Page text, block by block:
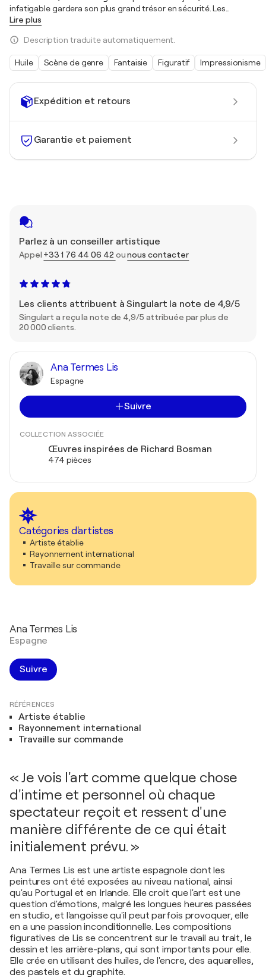
Expédition et retours
Garantie et paiement
Parlez à un conseiller artistique
Appel +33 1 76 44 06 42 ounous contacter
Les clients attribuent à Singulart la note de 4,9/5
Singulart a reçu la note de 4,9/5 attribuée par plus de
20 000 clients.
Ana Termes Lis
Espagne
Suivre
COLLECTION ASSOCIÉE
Œuvres inspirées de Richard Bosman
474 pièces
Catégories d'artistes
Artiste établie
Rayonnement international
Travaille sur commande
infatigable gardera son plus grand trésor en sécurité. Les
Lire plus
Description traduite automatiquement.
Huile Scène de genre Fantaisie Figuratif Impressionisme
Ana Termes Lis
Espagne
Suivre
RÉFÉRENCES
Artiste établie
Rayonnement international
Travaille sur commande
« Je vois l'art comme quelque chose
d'intime et personnel où chaque
spectateur reçoit et ressent d'une
manière différente de ce qui était
initialement prévu. »
Ana Termes Lis est une artiste espagnole dont les
peintures ont été exposées au niveau national, ainsi
qu'au Portugal et en Irlande. Elle croit que l'art est une
question d'émotions, malgré les longues heures passées
en studio, et l'angoisse qu'il peut parfois provoquer, elle
en a une passion inconditionnelle. Les compositions
figuratives de Lis se concentrent sur le travail au trait, le
dessin et les arrière-plans, qui sont importants pour elle.
Elle crée en utilisant des huiles, de l'encre, des aquarelles,
des pastels et du graphite.